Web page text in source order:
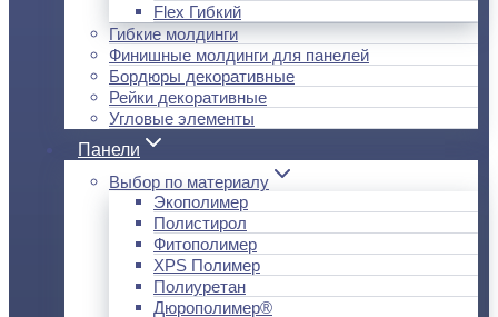
Flex Гибкий
Гибкие молдинги
Финишные молдинги для панелей
Бордюры декоративные
Рейки декоративные
Угловые элементы
Панели
Выбор по материалу
Экополимер
Полистирол
Фитополимер
XPS Полимер
Полиуретан
Дюрополимер®